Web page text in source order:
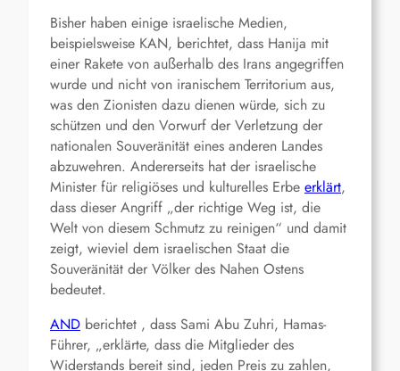
Bisher haben einige israelische Medien,
beispielsweise KAN, berichtet, dass Hanija mit
einer Rakete von außerhalb des Irans angegriffen
wurde und nicht von iranischem Territorium aus,
was den Zionisten dazu dienen würde, sich zu
schützen und den Vorwurf der Verletzung der
nationalen Souveränität eines anderen Landes
abzuwehren. Andererseits hat der israelische
Minister für religiöses und kulturelles Erbe erklärt,
dass dieser Angriff „der richtige Weg ist, die
Welt von diesem Schmutz zu reinigen“ und damit
zeigt, wieviel dem israelischen Staat die
Souveränität der Völker des Nahen Ostens
bedeutet.
AND berichtet , dass Sami Abu Zuhri, Hamas-
Führer, „erklärte, dass die Mitglieder des
Widerstands bereit sind, jeden Preis zu zahlen,